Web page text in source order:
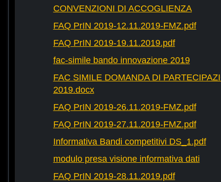
CONVENZIONI DI ACCOGLIENZA
FAQ PrIN 2019-12.11.2019-FMZ.pdf
FAQ PrIN 2019-19.11.2019.pdf
fac-simile bando innovazione 2019
FAC SIMILE DOMANDA DI
2019.docx
FAQ PrIN 2019-26.11.2019-FMZ.pdf
FAQ PrIN 2019-27.11.2019-FMZ.pdf
Informativa Bandi competitivi DS_1.pdf
modulo presa visione informativa dati
FAQ PrIN 2019-28.11.2019.pdf